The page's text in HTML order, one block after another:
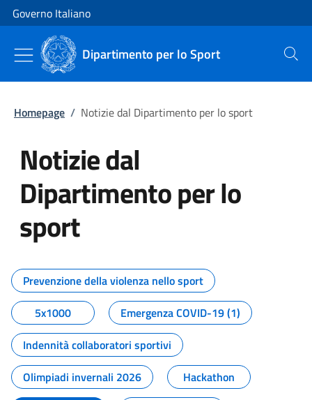
Vai al contenuto
Vai alla navigazione del sito
Governo Italiano
Dipartimento per lo Sport Cerca
Homepage / Notizie dal Dipartimento per lo sport
Notizie dal
Dipartimento per lo
sport
Tutti i contenuti della pagina
Prevenzione della violenza nello sport
5x1000
Emergenza COVID-19 (1)
Indennità collaboratori sportivi
Olimpiadi invernali 2026
Hackathon